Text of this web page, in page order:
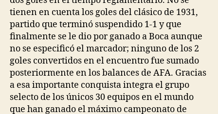
tienen en cuenta los goles del clásico de 1931,
partido que terminó suspendido 1-1 y que
finalmente se le dio por ganado a Boca aunque
no se especificó el marcador; ninguno de los 2
goles convertidos en el encuentro fue sumado
posteriormente en los balances de AFA. Gracias
a esa importante conquista integra el grupo
selecto de los únicos 30 equipos en el mundo
que han ganado el máximo campeonato de